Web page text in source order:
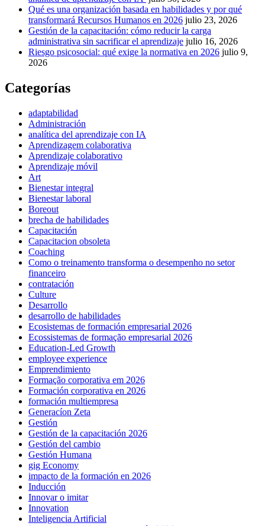
Qué es una organización basada en habilidades y por qué
transformará Recursos Humanos en 2026 julio 23, 2026
Gestión de la capacitación: cómo reducir la carga
administrativa sin sacrificar el aprendizaje julio 16, 2026
Riesgo psicosocial: qué exige la normativa en 2026 julio 9,
2026
Categorías
adaptabilidad
Administración
analítica del aprendizaje con IA
Aprendizagem colaborativa
Aprendizaje colaborativo
Aprendizaje móvil
Art
Bienestar integral
Bienestar laboral
Boreout
brecha de habilidades
Capacitación
Capacitacion obsoleta
Coaching
Como o treinamento transforma o desempenho no setor
financeiro
contratación
Culture
Desarrollo
desarrollo de habilidades
Ecosistemas de formación empresarial 2026
Ecossistemas de formação empresarial 2026
Education-Led Growth
employee experience
Emprendimiento
Formação corporativa em 2026
Formación corporativa en 2026
formación multiempresa
Generacíon Zeta
Gestión
Gestión de la capacitación 2026
Gestión del cambio
Gestión Humana
gig Economy
impacto de la formación en 2026
Inducción
Innovar o imitar
Innovation
Inteligencia Artificial